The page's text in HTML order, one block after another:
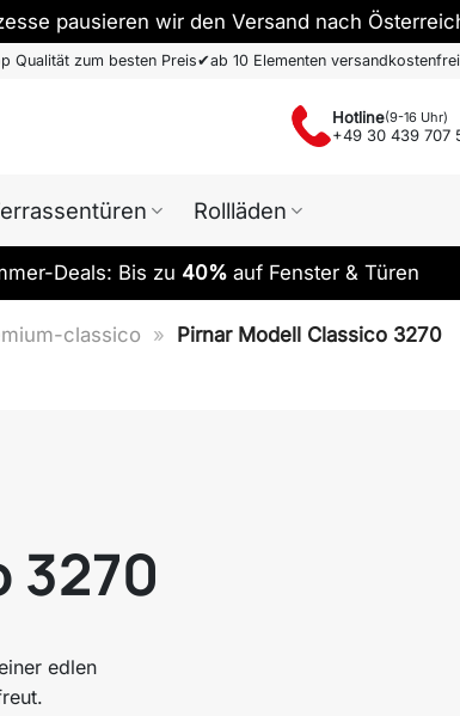
pausieren wir den Versand nach
Qualität zum besten Preis✔ab 10 Elementen versandkostenfrei
Hotline(9-16 Uhr)
+49 30 439 707
Rollläden
Deals: Bis zu 40% auf Fenster & Türen
classico » Pirnar Modell Classico 3270
3270
edlen